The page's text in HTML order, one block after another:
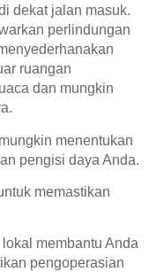
dekat jalan masuk.
perlindungan
ruangan
dan mungkin
menentukan
pengisi daya Anda.
memastikan
membantu Anda
pengoperasian